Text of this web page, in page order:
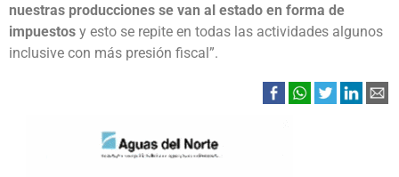
nuestras producciones se van al estado en forma de
impuestos y esto se repite en todas las actividades algunos
inclusive con más presión fiscal”.